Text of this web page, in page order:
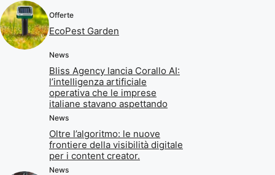
Offerte
EcoPest Garden
News
Bliss Agency lancia Corallo AI:
l’intelligenza artificiale
operativa che le imprese
italiane stavano aspettando
News
Oltre l’algoritmo: le nuove
frontiere della visibilità digitale
per i content creator.
News